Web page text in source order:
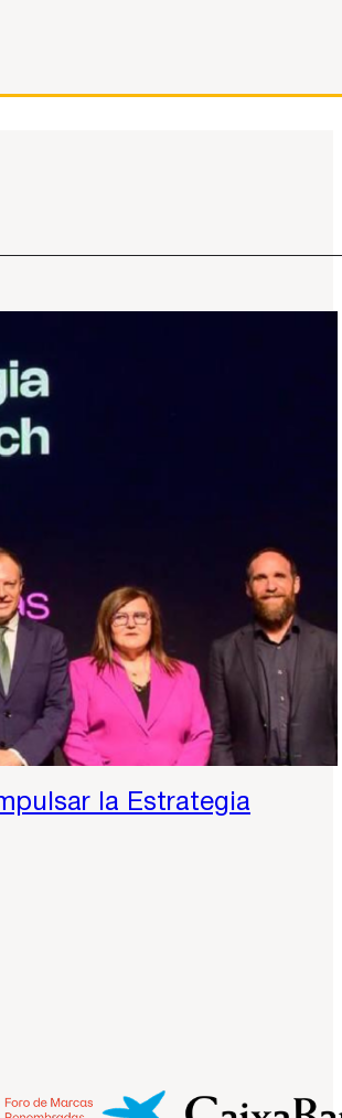
la Estrategia